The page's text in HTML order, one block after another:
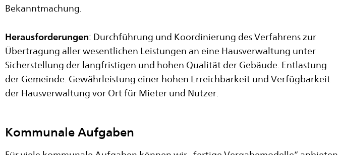
Bekanntmachung.
Herausforderungen: Durchführung und Koordinierung des Verfahrens zur
Übertragung aller wesentlichen Leistungen an eine Hausverwaltung unter
Sicherstellung der langfristigen und hohen Qualität der Gebäude. Entlastung
der Gemeinde. Gewährleistung einer hohen Erreichbarkeit und Verfügbarkeit
der Hausverwaltung vor Ort für Mieter und Nutzer.
Kommunale Aufgaben